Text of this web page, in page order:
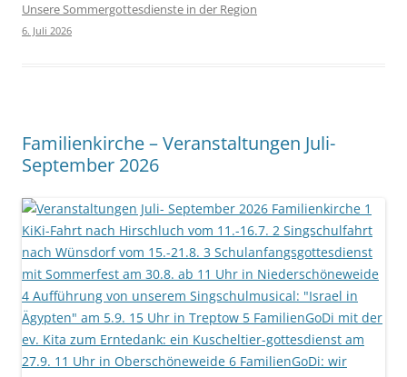
Unsere Sommergottesdienste in der Region
6. Juli 2026
Familienkirche – Veranstaltungen Juli-
September 2026